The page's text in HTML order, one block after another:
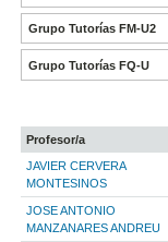
Grupo Tutorías FM-U2
Grupo Tutorías FQ-U
Profesor/a
JAVIER CERVERA
MONTESINOS
JOSE ANTONIO
MANZANARES ANDREU